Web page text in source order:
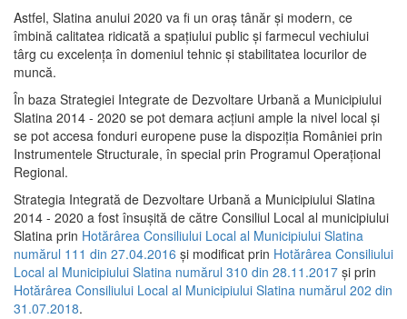
Astfel, Slatina anului 2020 va fi un oraş tânăr şi modern, ce
îmbină calitatea ridicată a spaţiului public şi farmecul vechiului
târg cu excelenţa în domeniul tehnic şi stabilitatea locurilor de
muncă.
În baza Strategiei Integrate de Dezvoltare Urbană a Municipiului
Slatina 2014 - 2020 se pot demara acţiuni ample la nivel local şi
se pot accesa fonduri europene puse la dispoziţia României prin
Instrumentele Structurale, în special prin Programul Operațional
Regional.
Strategia Integrată de Dezvoltare Urbană a Municipiului Slatina
2014 - 2020 a fost însuşită de către Consiliul Local al municipiului
Slatina prin Hotărârea Consiliului Local al Municipiului Slatina
numărul 111 din 27.04.2016 și modificat prin Hotărârea Consiliului
Local al Municipiului Slatina numărul 310 din 28.11.2017 și prin
Hotărârea Consiliului Local al Municipiului Slatina numărul 202 din
31.07.2018.